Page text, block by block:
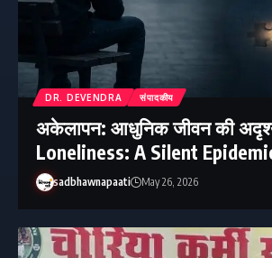
DR. DEVENDRA संपादकीय
अकेलापन: आधुनिक जीवन की अदृश्य
Loneliness: A Silent
sadbhawnapaati May 26, 2026